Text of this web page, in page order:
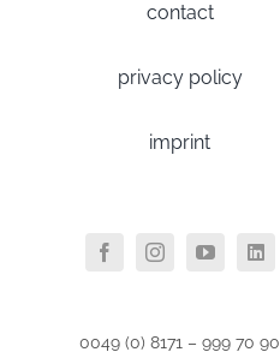
contact
privacy policy
imprint
0049 (0) 8171 – 999 70 90